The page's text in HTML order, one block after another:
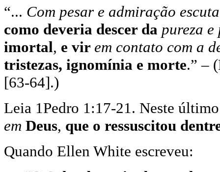
“... Com pesar e admiração
como deveria descer da pureza
imortal, e vir em contato com a
tristezas, ignomínia e morte.” –
[63-64].)
Leia 1Pedro 1:17-21. Neste
em Deus, que o ressuscitou
Quando Ellen White escreveu: